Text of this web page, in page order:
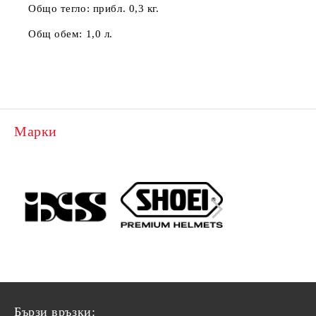
Общо тегло: прибл. 0,3 кг.
Общ обем: 1,0 л.
Марки
Бързи връзки: